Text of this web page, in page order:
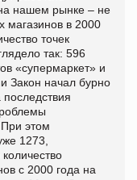
нашем рынке – не
магазинов в 2000
точек
так: 596
«супермаркет» и
Закон начал бурно
последствия
При этом
1273,
с 2000 года на